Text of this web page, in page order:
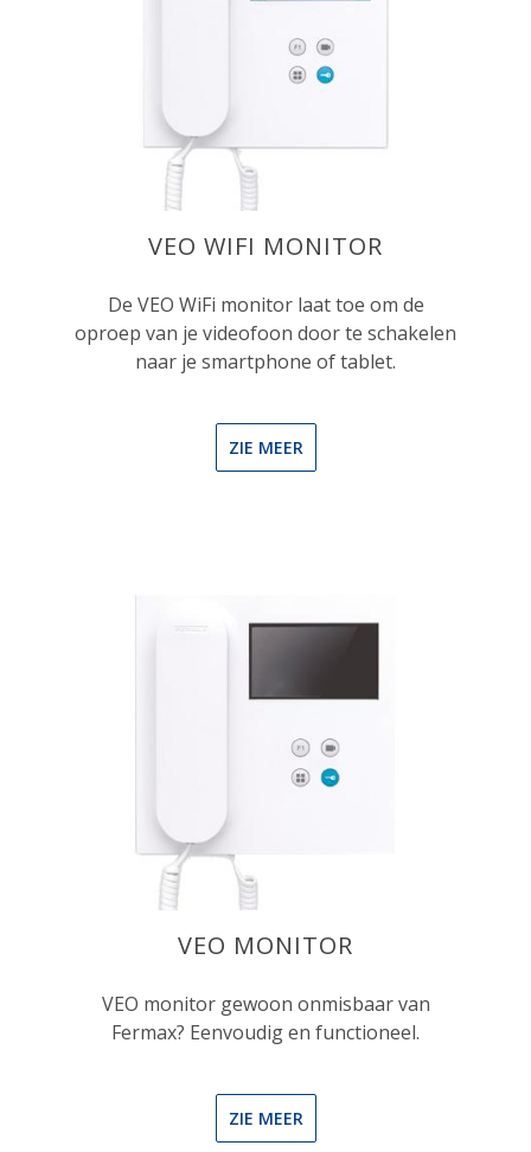
VEO WIFI MONITOR
De VEO WiFi monitor laat toe om de
oproep van je videofoon door te schakelen
naar je smartphone of tablet.
ZIE MEER
VEO MONITOR
VEO monitor gewoon onmisbaar van
Fermax? Eenvoudig en functioneel.
ZIE MEER